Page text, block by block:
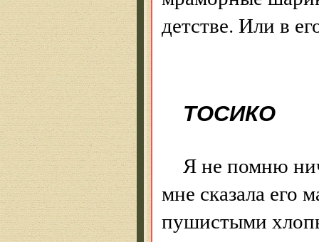
детстве. Или в
ТОСИКО
Я не помню
мне сказала его
пушистыми